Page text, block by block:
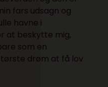
fars udsagn og
havne i
at beskytte mig,
som en
drøm at få lov